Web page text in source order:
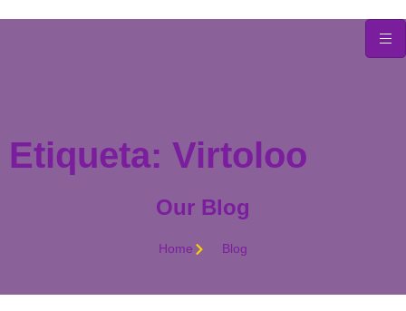
Etiqueta: Virtoloo
Our Blog
Home Blog